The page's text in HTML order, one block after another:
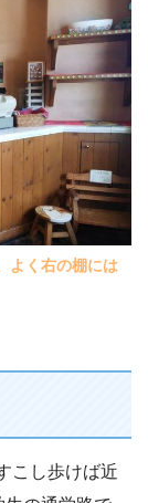
よく右の棚には
こし歩けば近